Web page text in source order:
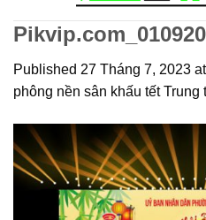
Published 27 Tháng 7, 2023 at
phông nền sân khấu tết Trung